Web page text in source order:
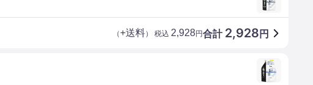
合計 2,928 円
（+送料） 税込 2,928円